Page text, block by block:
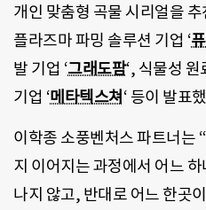
개인 맞춤형 곡물 시리얼을 추
플라즈마 파밍 솔루션 기업 ‘
발 기업 ‘그래도팜‘, 식물성
기업 ‘메타텍스쳐 ‘ 등이 발표
이학종 소풍벤처스 파트너는
지 이어지는 과정에서 어느
나지 않고, 반대로 어느 한곳